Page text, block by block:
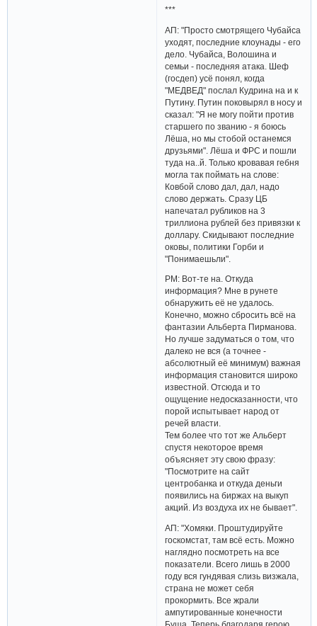
***
АП: "Просто смотрящего Чубайса
уходят, последние клоунады - его
дело. Чубайса, Волошина и
семьи - последняя атака. Шеф
(госдеп) усё понял, когда
"МЕДВЕД" послал Кудрина на и к
Путину. Путин поковырял в носу и
сказал: "Я не могу пойти против
старшего по званию - я боюсь
Лёша, но мы стобой останемся
друзьями". Лёша и ФРС и пошли
туда на..й. Только кровавая гебня
могла так поймать на слове:
Ковбой слово дал, дал, надо
слово держать. Сразу ЦБ
напечатал рубликов на 3
триллиона рублей без привязки к
доллару. Скидывают последние
оковы, политики Горби и
"Понимаешьли".
РМ: Вот-те на. Откуда
информация? Мне в рунете
обнаружить её не удалось.
Конечно, можно сбросить всё на
фантазии Альберта Пирманова.
Но лучше задуматься о том, что
далеко не вся (а точнее -
абсолютный её минимум) важная
информация становится широко
известной. Отсюда и то
ощущение недосказанности, что
порой испытывает народ от
речей власти.
Тем более что тот же Альберт
спустя некоторое время
объясняет эту свою фразу:
"Посмотрите на сайт
центробанка и откуда деньги
появились на биржах на выкуп
акций. Из воздуха их не бывает".
АП: "Хомяки. Проштудируйте
госкомстат, там всё есть. Можно
наглядно посмотреть на все
показатели. Всего лишь в 2000
году вся гундявая слизь визжала,
страна не может себя
прокормить. Все жрали
ампутированные конечности
Буша. Теперь благодаря герою